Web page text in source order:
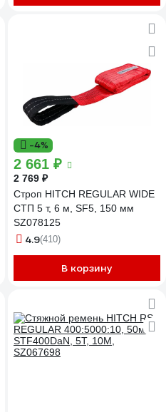
-4%
2 661 ₽
2 769 ₽
Строп HITCH REGULAR WIDE
СТП 5 т, 6 м, SF5, 150 мм
SZ078125
4.9(410)
В корзину